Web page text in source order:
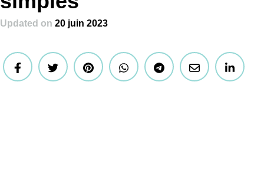
Updated on 20 juin 2023